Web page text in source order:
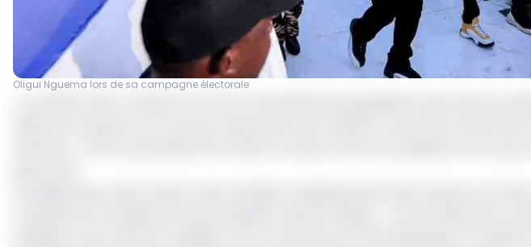
Oligui Nguema lors de sa campagne électorale